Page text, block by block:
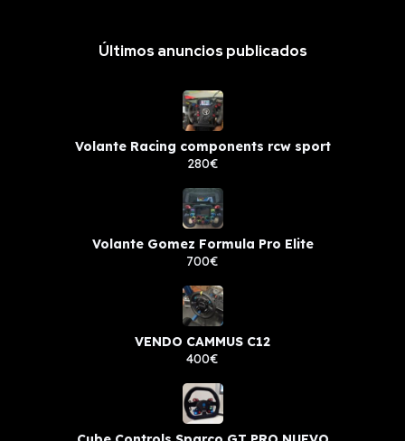
Últimos anuncios publicados
Volante Racing components rcw sport
280€
Volante Gomez Formula Pro Elite
700€
VENDO CAMMUS C12
400€